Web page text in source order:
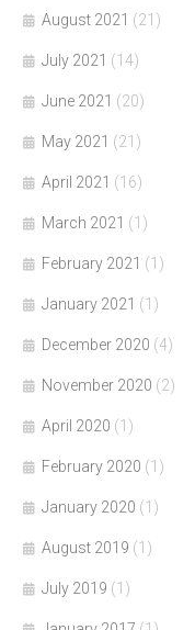
August 2021 (21)
July 2021 (14)
June 2021 (20)
May 2021 (21)
April 2021 (16)
March 2021 (1)
February 2021 (1)
January 2021 (1)
December 2020 (4)
November 2020 (2)
April 2020 (1)
February 2020 (1)
January 2020 (1)
August 2019 (1)
July 2019 (1)